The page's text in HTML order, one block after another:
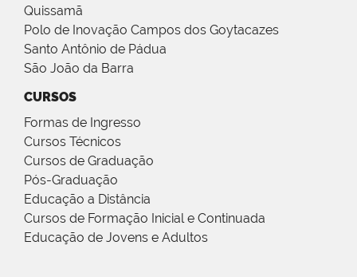
Quissamã
Polo de Inovação Campos dos Goytacazes
Santo Antônio de Pádua
São João da Barra
CURSOS
Formas de Ingresso
Cursos Técnicos
Cursos de Graduação
Pós-Graduação
Educação a Distância
Cursos de Formação Inicial e Continuada
Educação de Jovens e Adultos